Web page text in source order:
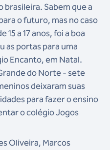
brasileira. Sabem que a
o futuro, mas no caso
15 a 17 anos, foi a boa
as portas para uma
Encanto, em Natal.
do Norte - sete
deixaram suas
para fazer o ensino
o colégio Jogos
Oliveira, Marcos